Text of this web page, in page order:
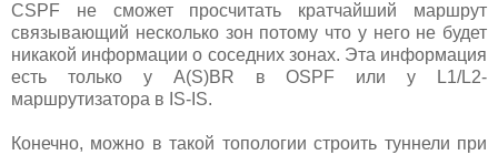
CSPF не сможет просчитать кратчайший маршрут
связывающий несколько зон потому что у него не будет
никакой информации о соседних зонах. Эта информация
есть только у A(S)BR в OSPF или у L1/L2-
маршрутизатора в IS-IS.
Конечно, можно в такой топологии строить туннели при